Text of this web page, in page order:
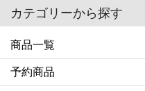
カテゴリーから探す
商品一覧
予約商品